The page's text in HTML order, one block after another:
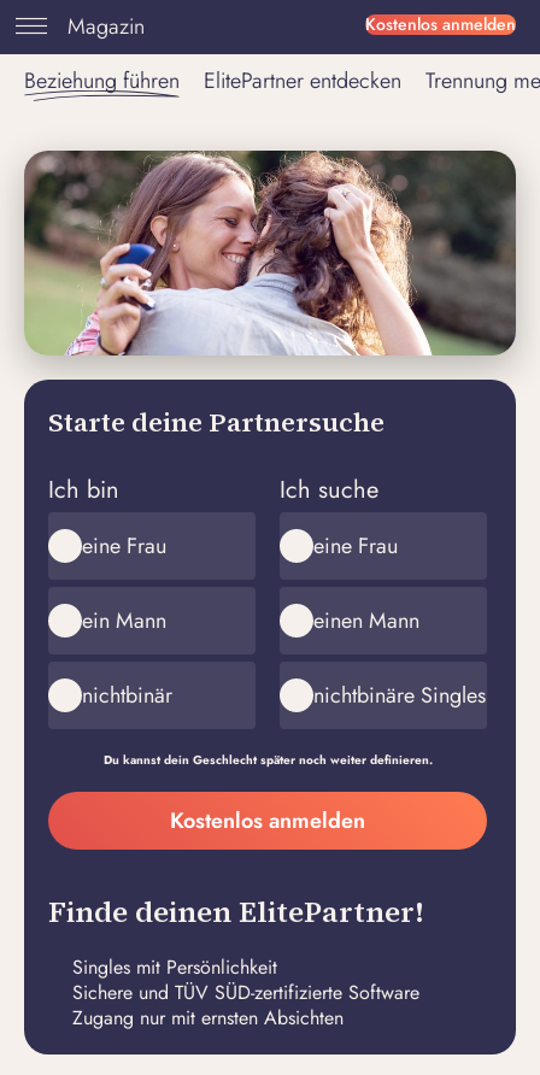
Kostenlos anmelden
Magazin
Beziehung führen
ElitePartner entdecken Trennung
Starte deine Partnersuche
Ich bin
eine Frau
ein Mann
nichtbinär
Ich suche
eine Frau
einen Mann
nichtbinäre Singles
Du kannst dein Geschlecht später noch weiter definieren.
Meine
E-
Adresse
erstellen
Kostenlos anmelden
Finde deinen ElitePartner!
Singles mit Persönlichkeit
Sichere und TÜV SÜD-zertifizierte Software
Zugang nur mit ernsten Absichten